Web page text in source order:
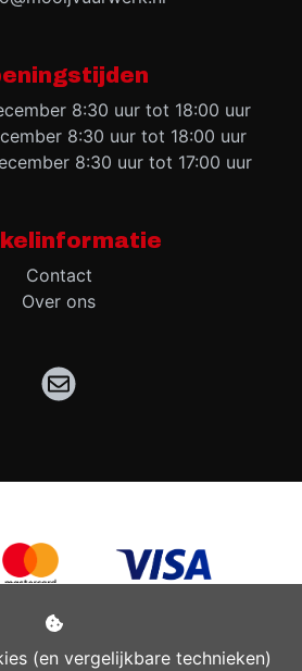
(en vergelijkbare technieken)
8:30 uur tot 18:00 uur
8:30 uur tot 18:00 uur
8:30 uur tot 17:00 uur
Contact
Over ons